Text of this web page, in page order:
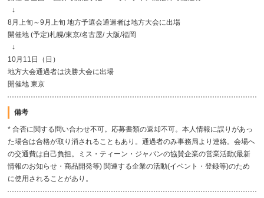
↓
8月上旬～9月上旬 地方予選会通過者は地方大会に出場
開催地 (予定)札幌/東京/名古屋/ 大阪/福岡
↓
10月11日（日）
地方大会通過者は決勝大会に出場
開催地 東京
備考
* 合否に関する問い合わせ不可。応募書類の返却不可。本人情報に誤りがあっ
た場合は合格が取り消されることもあり。通過者のみ事務局より連絡。会場へ
の交通費は自己負担。ミス・ティーン・ジャパンの協賛企業の営業活動(最新
情報のお知らせ・商品開発等) 関連する企業の活動(イベント・登録等)のため
に使用されることがあり。